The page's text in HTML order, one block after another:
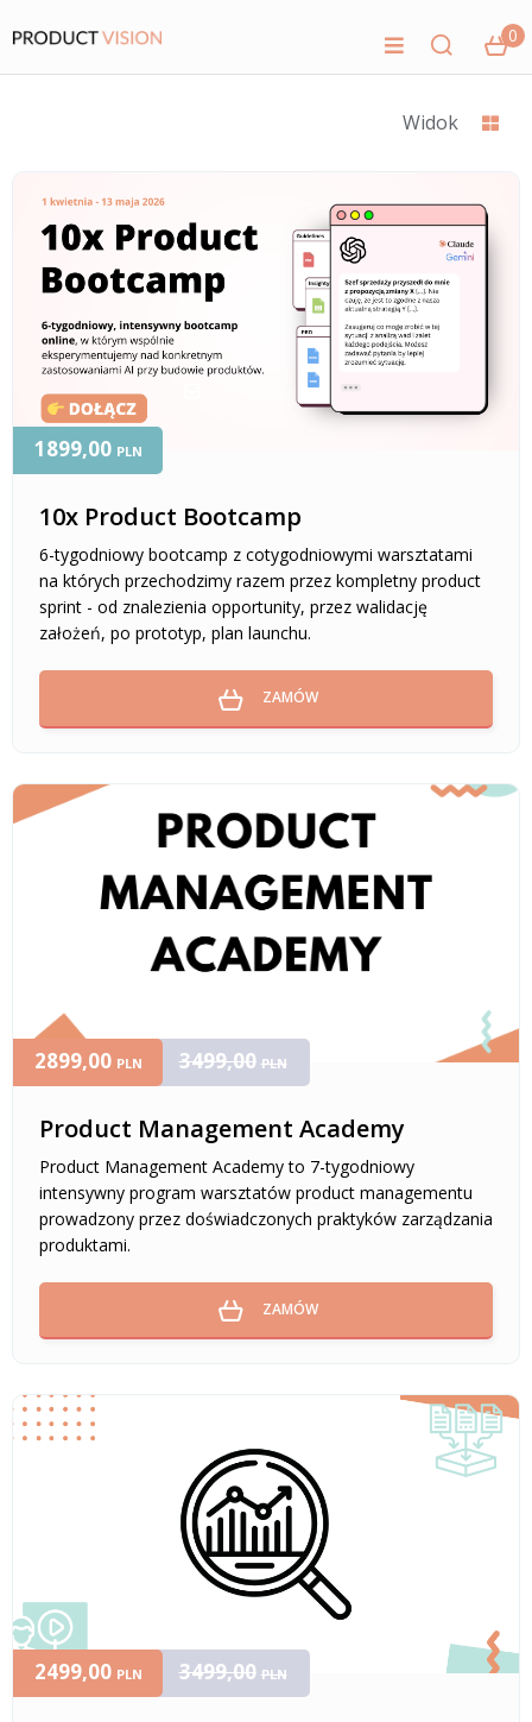
0
Widok
10x Product Bootcamp
6-tygodniowy bootcamp z cotygodniowymi warsztatami
na których przechodzimy razem przez kompletny product
sprint - od znalezienia opportunity, przez walidację
założeń, po prototyp, plan launchu.
1899,00 PLN
ZAMÓW
Product Management Academy
Product Management Academy to 7-tygodniowy
intensywny program warsztatów product managementu
prowadzony przez doświadczonych praktyków zarządzania
produktami.
2899,00 PLN 3499,00 PLN
ZAMÓW
2499,00 PLN 3499,00 PLN